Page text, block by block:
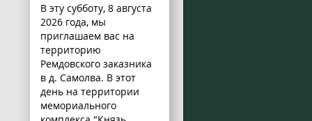
В эту субботу, 8 августа
2026 года, мы
приглашаем вас на
территорию
Ремдовского заказника
в д. Самолва. В этот
день на территории
мемориального